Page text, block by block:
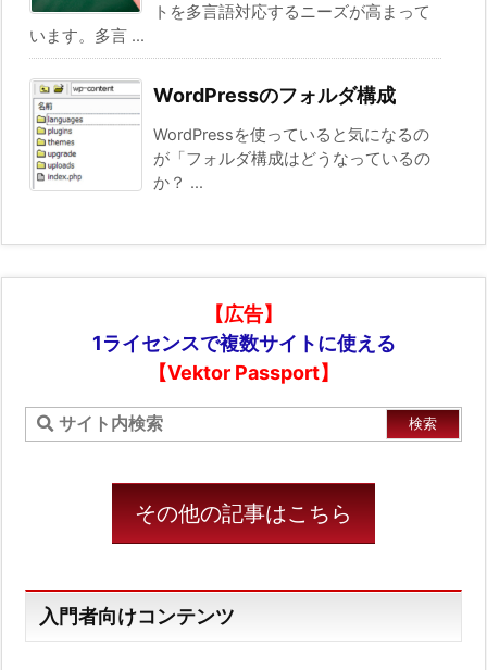
トを多言語対応するニーズが高まって
います。多言 ...
WordPressのフォルダ構成
WordPressを使っていると気になるの
が「フォルダ構成はどうなっているの
か？ ...
【広告】
1ライセンスで複数サイトに使える
【Vektor Passport】
その他の記事はこちら
入門者向けコンテンツ